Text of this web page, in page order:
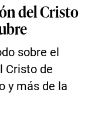
del Cristo
sobre el
Cristo de
y más de la